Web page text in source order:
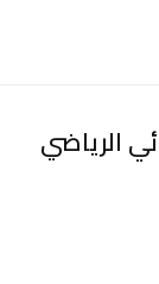
الرياضي